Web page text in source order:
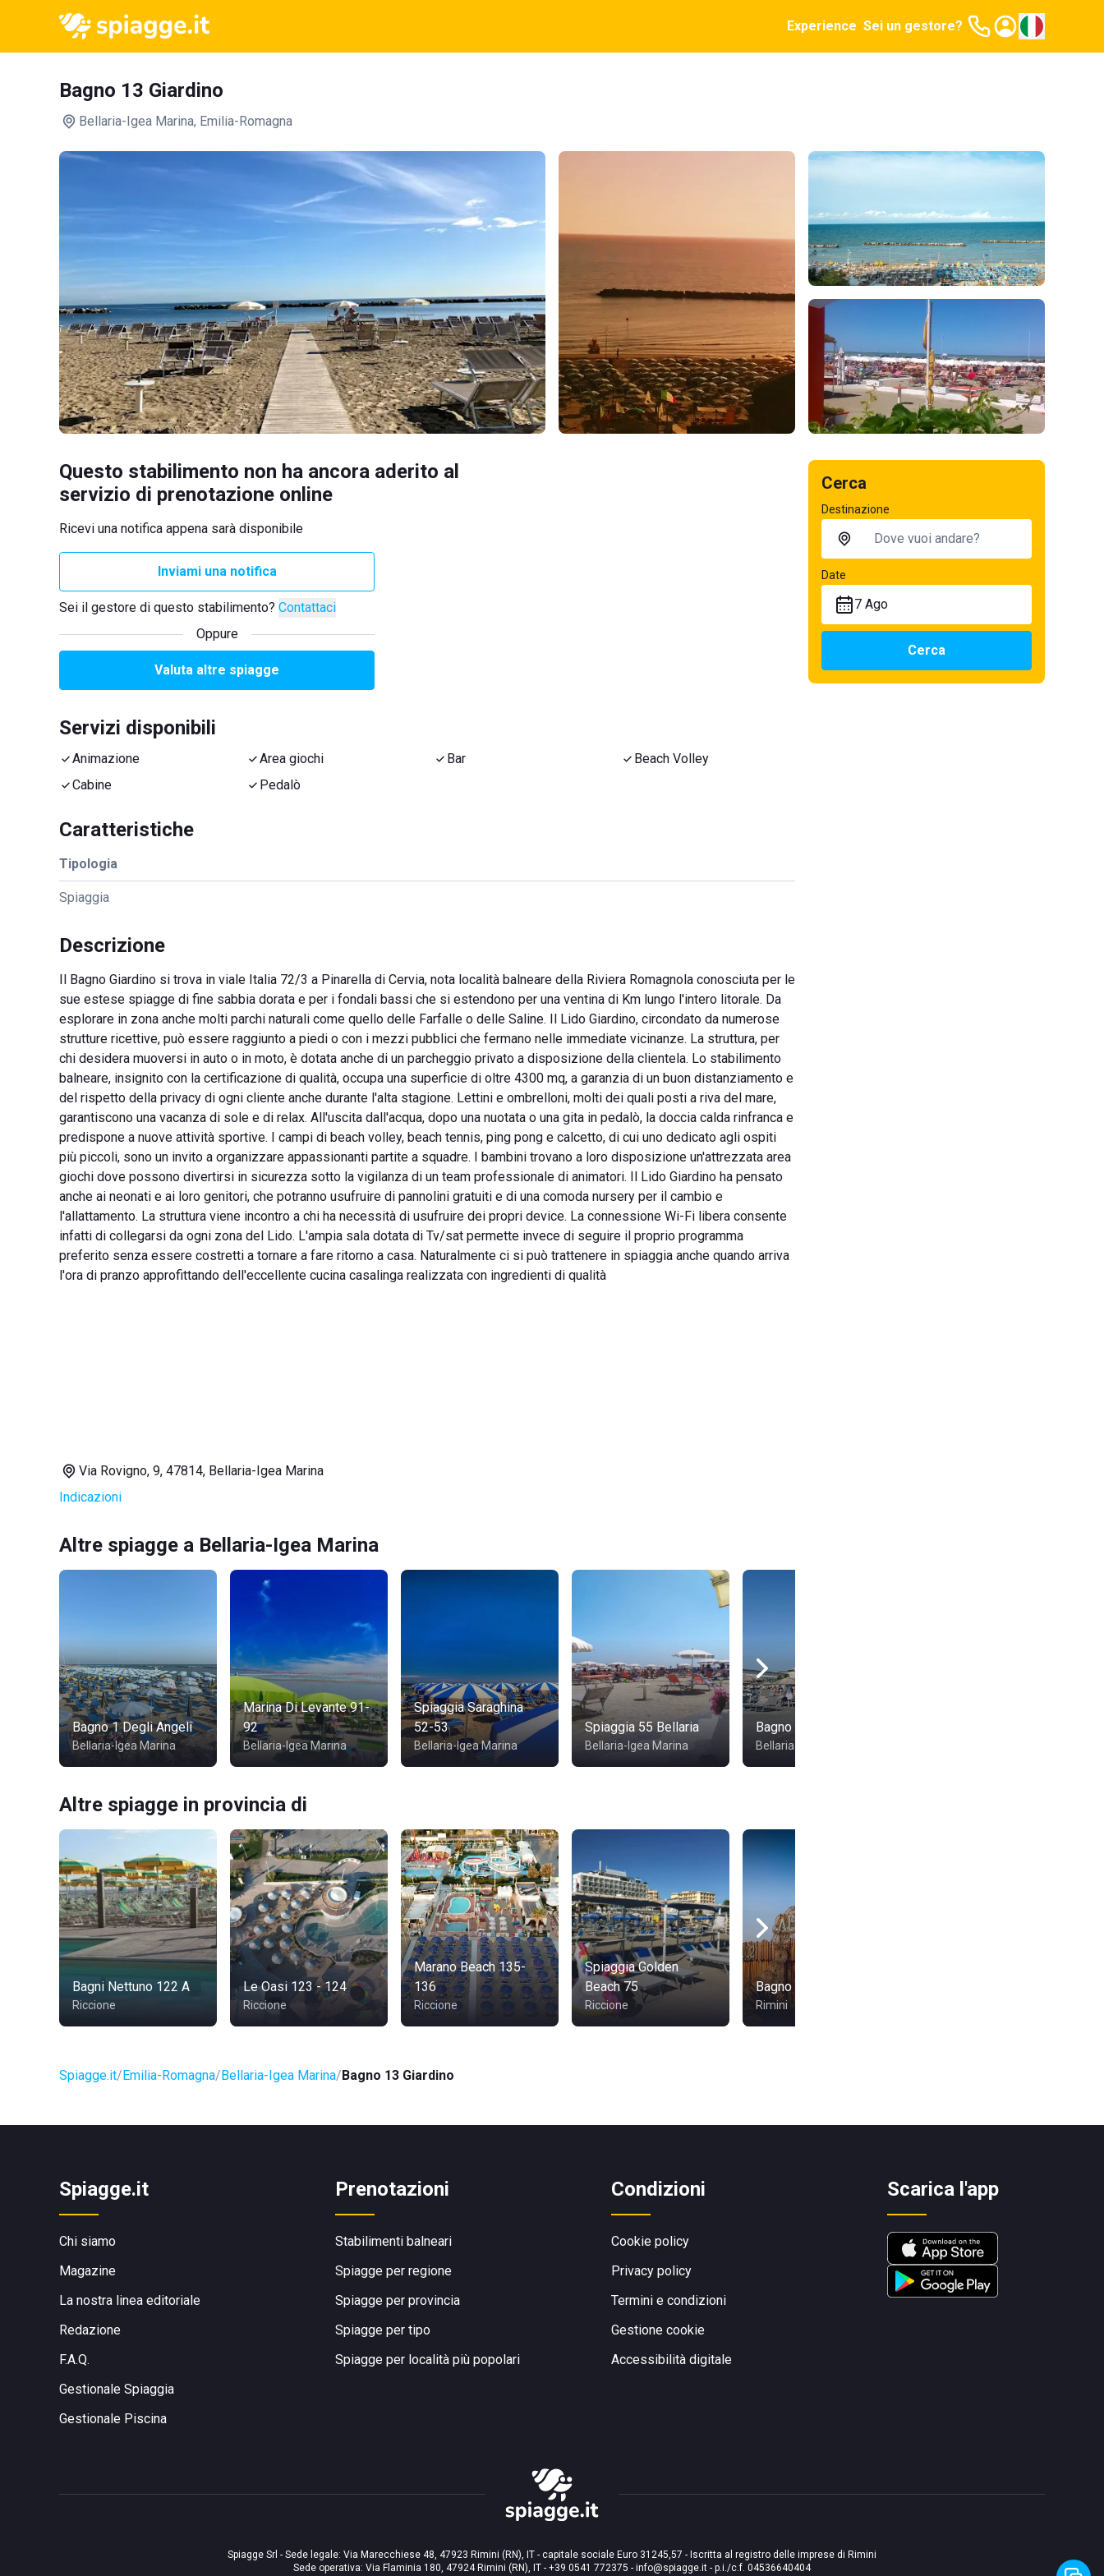
Experience Sei un gestore?
Bagno 13 Giardino
Bellaria-Igea Marina, Emilia-Romagna
Questo stabilimento non ha ancora aderito al
servizio di prenotazione online
Ricevi una notifica appena sarà disponibile
Inviami una notifica
Sei il gestore di questo stabilimento? Contattaci
Oppure
Valuta altre spiagge
Servizi disponibili
Animazione Area giochi Bar
Beach Volley
Cabine
Pedalò
Caratteristiche
Tipologia
Spiaggia
Descrizione
Il Bagno Giardino si trova in viale Italia 72/3 a Pinarella di Cervia, nota località balneare della Riviera Romagnola conosciuta per le
sue estese spiagge di fine sabbia dorata e per i fondali bassi che si estendono per una ventina di Km lungo l'intero litorale. Da
esplorare in zona anche molti parchi naturali come quello delle Farfalle o delle Saline. Il Lido Giardino, circondato da numerose
strutture ricettive, può essere raggiunto a piedi o con i mezzi pubblici che fermano nelle immediate vicinanze. La struttura, per
chi desidera muoversi in auto o in moto, è dotata anche di un parcheggio privato a disposizione della clientela. Lo stabilimento
balneare, insignito con la certificazione di qualità, occupa una superficie di oltre 4300 mq, a garanzia di un buon distanziamento e
del rispetto della privacy di ogni cliente anche durante l'alta stagione. Lettini e ombrelloni, molti dei quali posti a riva del mare,
garantiscono una vacanza di sole e di relax. All'uscita dall'acqua, dopo una nuotata o una gita in pedalò, la doccia calda rinfranca e
predispone a nuove attività sportive. I campi di beach volley, beach tennis, ping pong e calcetto, di cui uno dedicato agli ospiti
più piccoli, sono un invito a organizzare appassionanti partite a squadre. I bambini trovano a loro disposizione un'attrezzata area
giochi dove possono divertirsi in sicurezza sotto la vigilanza di un team professionale di animatori. Il Lido Giardino ha pensato
anche ai neonati e ai loro genitori, che potranno usufruire di pannolini gratuiti e di una comoda nursery per il cambio e
l'allattamento. La struttura viene incontro a chi ha necessità di usufruire dei propri device. La connessione Wi-Fi libera consente
infatti di collegarsi da ogni zona del Lido. L'ampia sala dotata di Tv/sat permette invece di seguire il proprio programma
preferito senza essere costretti a tornare a fare ritorno a casa. Naturalmente ci si può trattenere in spiaggia anche quando arriva
l'ora di pranzo approfittando dell'eccellente cucina casalinga realizzata con ingredienti di qualità
Via Rovigno, 9, 47814, Bellaria-Igea Marina
Indicazioni
Altre spiagge a Bellaria-Igea Marina
Bagno 1 Degli Angeli
Bellaria-Igea Marina
Marina Di Levante 91-
92
Bellaria-Igea Marina
Spiaggia Saraghina
52-53
Bellaria-Igea Marina
Spiaggia 55 Bellaria
Bellaria-Igea Marina
Bagno Andrea 95
Bellaria-Igea Marina
Altre spiagge in provincia di
Bagni Nettuno 122 A
Riccione
Le Oasi 123 - 124
Riccione
Marano Beach 135-
136
Riccione
Spiaggia Golden
Beach 75
Riccione
Bagno 112
Rimini
Spiagge.it Emilia-Romagna Bellaria-Igea Marina Bagno 13 Giardino
Cerca
Destinazione
Date
7 Ago
Cerca
Spiagge.it
Chi siamo
Magazine
La nostra linea editoriale
Redazione
F.A.Q.
Gestionale Spiaggia
Gestionale Piscina
Prenotazioni
Stabilimenti balneari
Spiagge per regione
Spiagge per provincia
Spiagge per tipo
Spiagge per località più popolari
Condizioni
Cookie policy
Privacy policy
Termini e condizioni
Gestione cookie
Accessibilità digitale
Scarica l'app
Spiagge Srl - Sede legale: Via Marecchiese 48, 47923 Rimini (RN), IT - capitale sociale Euro 31245,57 - Iscritta al registro delle imprese di Rimini
Sede operativa: Via Flaminia 180, 47924 Rimini (RN), IT - +39 0541 772375 - info@spiagge.it - p.i./c.f. 04536640404